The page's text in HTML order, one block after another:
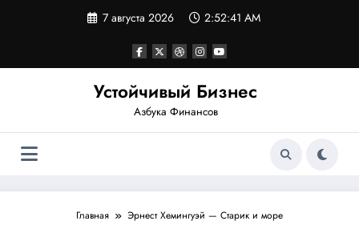
7 августа 2026 2:52:42 AM
Устойчивый Бизнес
Азбука Финансов
Главная Эрнест Хемингуэй — Старик и море